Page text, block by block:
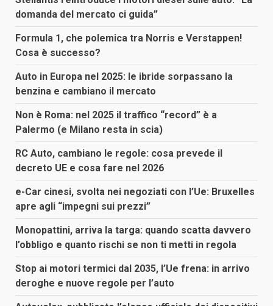
domanda del mercato ci guida”
Formula 1, che polemica tra Norris e Verstappen!
Cosa è successo?
Auto in Europa nel 2025: le ibride sorpassano la
benzina e cambiano il mercato
Non è Roma: nel 2025 il traffico “record” è a
Palermo (e Milano resta in scia)
RC Auto, cambiano le regole: cosa prevede il
decreto UE e cosa fare nel 2026
e-Car cinesi, svolta nei negoziati con l’Ue: Bruxelles
apre agli “impegni sui prezzi”
Monopattini, arriva la targa: quando scatta davvero
l’obbligo e quanto rischi se non ti metti in regola
Stop ai motori termici dal 2035, l’Ue frena: in arrivo
deroghe e nuove regole per l’auto